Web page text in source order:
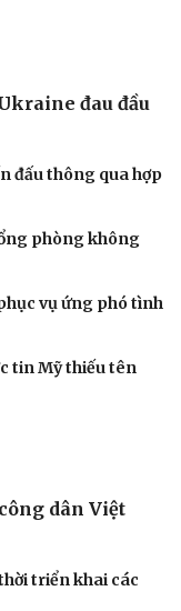
đau đầu
đấu thông qua hợp
phòng không
vụ ứng phó tình
tin Mỹ thiếu tên
dân Việt
triển khai các